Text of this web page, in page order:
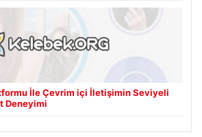
İle Çevrim içi İletişimin Seviyeli
Deneyimi